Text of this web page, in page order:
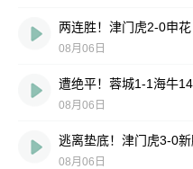
08月06日
08月06日
08月06日